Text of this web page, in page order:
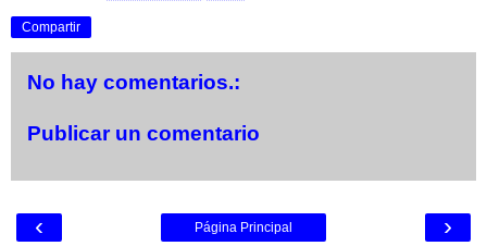
Compartir
No hay comentarios.:
Publicar un comentario
‹ ›
Página Principal